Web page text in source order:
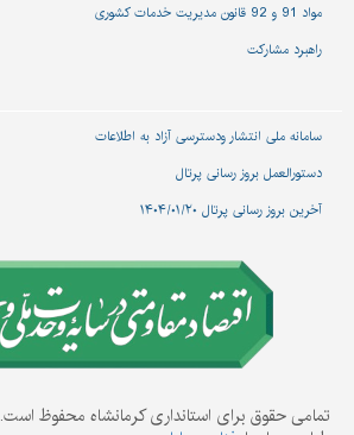
مواد 91 و 92 قانون مدیریت خدمات کشوری
راهبرد مشارکت
سامانه ملی انتشار و‌دسترسی آزاد به اطلاعات
دستورالعمل بروز رسانی پرتال
آخرین بروز رسانی پرتال ۱۴۰۴/۰۱/۲۰
تمامی حقوق برای استانداری کرمانشاه محفوظ است.